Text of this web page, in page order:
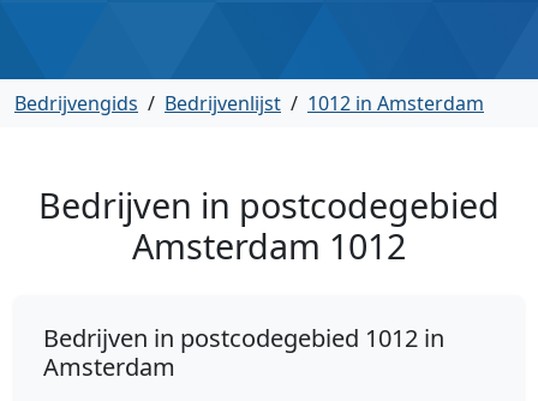
Bedrijvengids / Bedrijvenlijst / 1012 in Amsterdam
Bedrijven in postcodegebied
Amsterdam 1012
Bedrijven in postcodegebied 1012 in
Amsterdam